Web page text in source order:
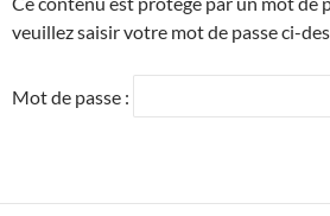
veuillez saisir votre mot de passe ci-
Mot de passe :